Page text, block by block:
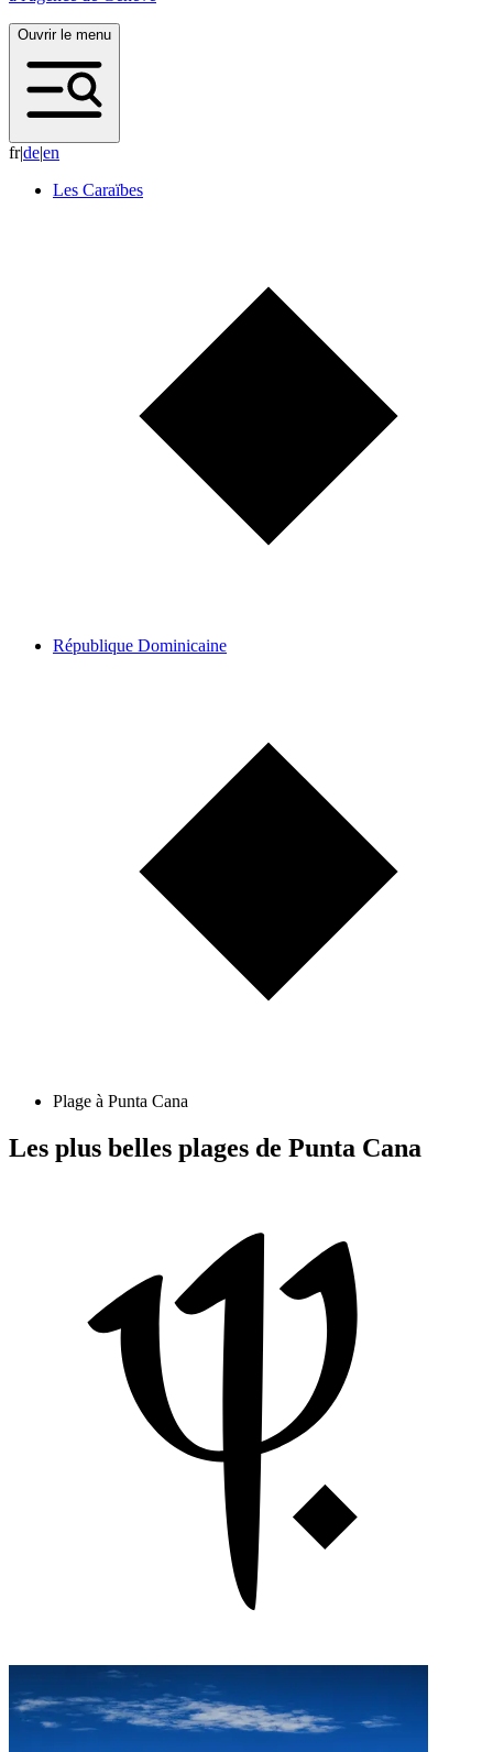
Ouvrir le menu
fr|de|en
Les Caraïbes
République Dominicaine
Plage à Punta Cana
Les plus belles plages de Punta Cana